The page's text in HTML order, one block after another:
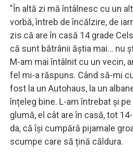
"În altă zi mă întâlnesc cu un
vorbă, întreb de încălzire, de
zis că are în casă 14 grade
că sunt bătrânii ăștia mai... nu
M-am mai întâlnit cu un vecin,
fel mi-a răspuns. Când să-mi
fost la un Autohaus, la un
înțeleg bine. L-am întrebat și pe
glumă, el cât are în casă, tot
da, că își cumpără pijamale
scumpe care să țină căldura.